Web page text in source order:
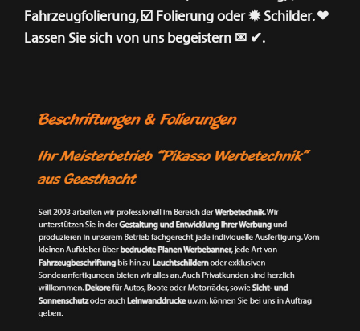
Fahrzeugfolierung, ☑️ Folierung oder ✹ Schilder. ❤
Lassen Sie sich von uns begeistern ✉ ✔.